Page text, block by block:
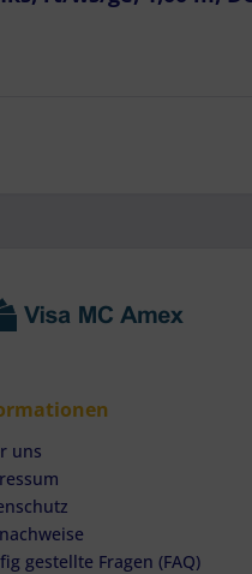
uns
gestellte Fragen (FAQ)